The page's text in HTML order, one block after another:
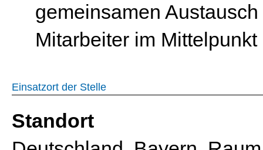
gemeinsamen
Mitarbeiter im Mittelpunkt
Einsatzort der Stelle
Standort